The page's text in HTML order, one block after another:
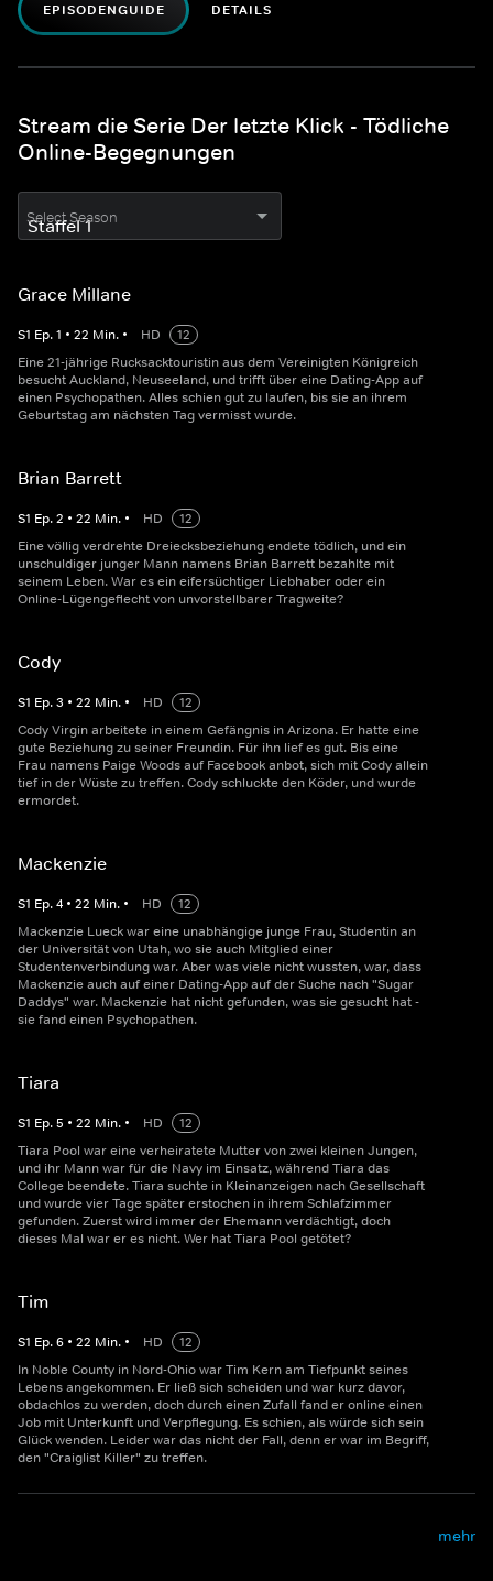
EPISODENGUIDE DETAILS
Stream die Serie Der letzte Klick - Tödliche
Online-Begegnungen
Select Season
Grace Millane
S1 Ep.1 • 22 Min. • HD
12
Eine 21-jährige Rucksacktouristin aus dem Vereinigten Königreich
besucht Auckland, Neuseeland, und trifft über eine Dating-App auf
einen Psychopathen. Alles schien gut zu laufen, bis sie an ihrem
Geburtstag am nächsten Tag vermisst wurde.
Brian Barrett
S1 Ep.2 • 22 Min. • HD
12
Eine völlig verdrehte Dreiecksbeziehung endete tödlich, und ein
unschuldiger junger Mann namens Brian Barrett bezahlte mit
seinem Leben. War es ein eifersüchtiger Liebhaber oder ein
Online-Lügengeflecht von unvorstellbarer Tragweite?
Cody
S1 Ep.3 • 22 Min. • HD
12
Cody Virgin arbeitete in einem Gefängnis in Arizona. Er hatte eine
gute Beziehung zu seiner Freundin. Für ihn lief es gut. Bis eine
Frau namens Paige Woods auf Facebook anbot, sich mit Cody allein
tief in der Wüste zu treffen. Cody schluckte den Köder, und wurde
ermordet.
Mackenzie
S1 Ep.4 • 22 Min. • HD
12
Mackenzie Lueck war eine unabhängige junge Frau, Studentin an
der Universität von Utah, wo sie auch Mitglied einer
Studentenverbindung war. Aber was viele nicht wussten, war, dass
Mackenzie auch auf einer Dating-App auf der Suche nach "Sugar
Daddys" war. Mackenzie hat nicht gefunden, was sie gesucht hat -
sie fand einen Psychopathen.
Tiara
S1 Ep.5 • 22 Min. • HD
12
Tiara Pool war eine verheiratete Mutter von zwei kleinen Jungen,
und ihr Mann war für die Navy im Einsatz, während Tiara das
College beendete. Tiara suchte in Kleinanzeigen nach Gesellschaft
und wurde vier Tage später erstochen in ihrem Schlafzimmer
gefunden. Zuerst wird immer der Ehemann verdächtigt, doch
dieses Mal war er es nicht. Wer hat Tiara Pool getötet?
Tim
S1 Ep.6 • 22 Min. • HD
12
In Noble County in Nord-Ohio war Tim Kern am Tiefpunkt seines
Lebens angekommen. Er ließ sich scheiden und war kurz davor,
obdachlos zu werden, doch durch einen Zufall fand er online einen
Job mit Unterkunft und Verpflegung. Es schien, als würde sich sein
Glück wenden. Leider war das nicht der Fall, denn er war im Begriff,
den "Craiglist Killer" zu treffen.
mehr